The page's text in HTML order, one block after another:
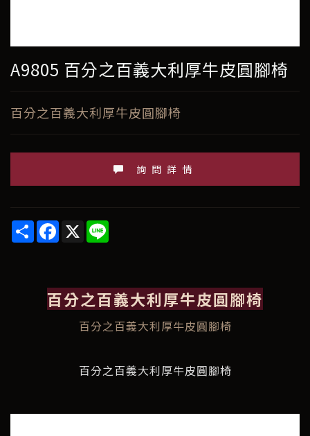
A9805 百分之百義大利厚牛皮圓腳椅
百分之百義大利厚牛皮圓腳椅
詢問詳情
ShareFacebook
X
百分之百義大利厚牛皮圓腳椅
百分之百義大利厚牛皮圓腳椅
百分之百義大利厚牛皮圓腳椅